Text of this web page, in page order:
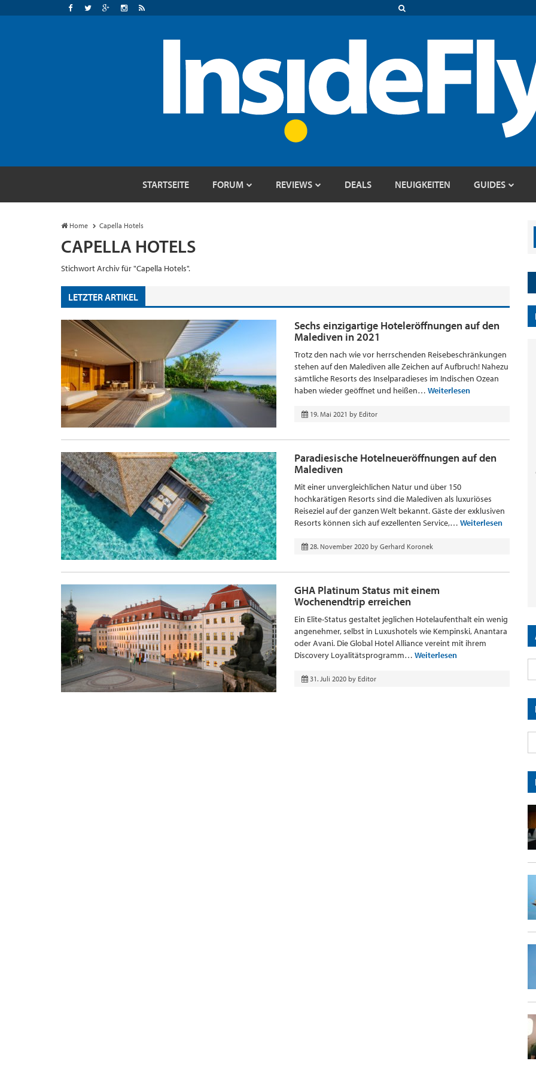
STARTSEITE FORUM REVIEWS DEALS NEUIGKEITEN GUIDES
Home Capella Hotels
CAPELLA HOTELS
Stichwort Archiv für "Capella Hotels".
LETZTER ARTIKEL
Sechs einzigartige Hoteleröffnungen auf den
Malediven in 2021
Trotz den nach wie vor herrschenden Reisebeschränkungen
stehen auf den Malediven alle Zeichen auf Aufbruch! Nahezu
sämtliche Resorts des Inselparadieses im Indischen Ozean
haben wieder geöffnet und heißen… Weiterlesen
19. Mai 2021 by Editor
Paradiesische Hotelneueröffnungen auf den
Malediven
Mit einer unvergleichlichen Natur und über 150
hochkarätigen Resorts sind die Malediven als luxuriöses
Reiseziel auf der ganzen Welt bekannt. Gäste der exklusiven
Resorts können sich auf exzellenten Service,… Weiterlesen
28. November 2020 by Gerhard Koronek
GHA Platinum Status mit einem
Wochenendtrip erreichen
Ein Elite-Status gestaltet jeglichen Hotelaufenthalt ein wenig
angenehmer, selbst in Luxushotels wie Kempinski, Anantara
oder Avani. Die Global Hotel Alliance vereint mit ihrem
Discovery Loyalitätsprogramm… Weiterlesen
31. Juli 2020 by Editor